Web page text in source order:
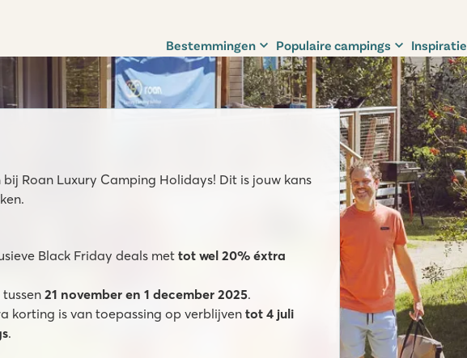
Bestemmingen Populaire campings Inspiratie
Roan Luxury Camping Holidays! Dit is jouw kans
Black Friday deals met tot wel 20% éxtra
21 november en 1 december 2025.
korting is van toepassing op verblijven tot 4 juli
.